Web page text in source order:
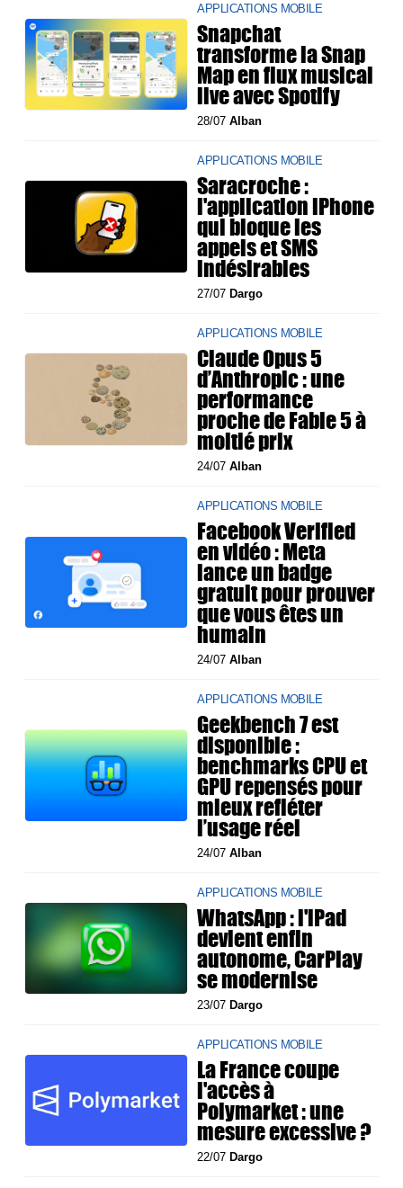
APPLICATIONS MOBILE
Snapchat
transforme la Snap
Map en flux musical
live avec Spotify
28/07Alban
APPLICATIONS MOBILE
Saracroche :
l'application iPhone
qui bloque les
appels et SMS
indésirables
27/07Dargo
APPLICATIONS MOBILE
Claude Opus 5
d’Anthropic : une
performance
proche de Fable 5 à
moitié prix
24/07Alban
APPLICATIONS MOBILE
Facebook Verified
en vidéo : Meta
lance un badge
gratuit pour prouver
que vous êtes un
humain
24/07Alban
APPLICATIONS MOBILE
Geekbench 7 est
disponible :
benchmarks CPU et
GPU repensés pour
mieux refléter
l’usage réel
24/07Alban
APPLICATIONS MOBILE
WhatsApp : l'iPad
devient enfin
autonome, CarPlay
se modernise
23/07Dargo
APPLICATIONS MOBILE
La France coupe
l'accès à
Polymarket : une
mesure excessive ?
22/07Dargo